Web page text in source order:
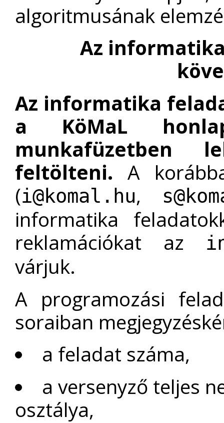
algoritmusának
Az
Az informatika
a KöMaL
munkafüzetben
feltölteni. A
(i@komal.hu,
informatika
reklamációkat az
várjuk.
A programozási
soraiban
a feladat száma,
a versenyző teljes
osztálya,